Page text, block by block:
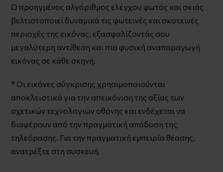
Ο προηγμένος αλγόριθμος ελέγχου φωτός και σκιάς
βελτιστοποιεί δυναμικά τις φωτεινές και σκοτεινές
περιοχές της εικόνας, εξασφαλίζοντάς σου
μεγαλύτερη αντίθεση και πιο φυσική αναπαραγωγή
εικόνας σε κάθε σκηνή.
* Οι εικόνες σύγκρισης χρησιμοποιούνται
αποκλειστικά για την απεικόνιση της αξίας των
σχετικών τεχνολογιών οθόνης και ενδέχεται να
διαφέρουν από την πραγματική απόδοση της
τηλεόρασης. Για την πραγματική εμπειρία θέασης,
ανατρέξτε στη συσκευή.